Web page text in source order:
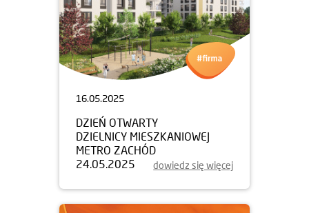
16.05.2025
DZIEŃ OTWARTY
DZIELNICY MIESZKANIOWEJ
METRO ZACHÓD
24.05.2025
dowiedz się więcej